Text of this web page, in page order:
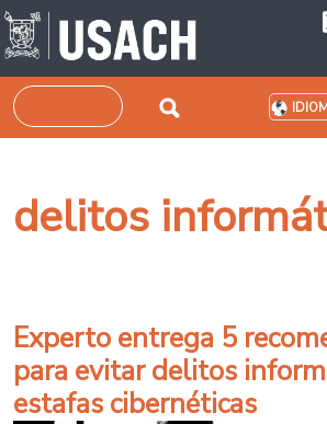
Pasar al contenido principal
Buscar
delitos
Experto entrega 5
para evitar delitos
estafas cibernéticas